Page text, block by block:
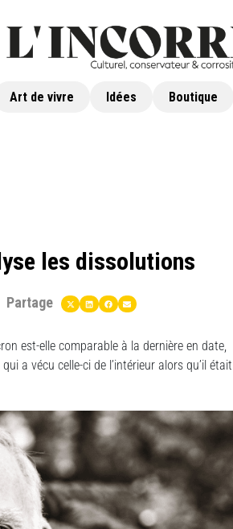
Art de vivre Idées Boutique
les dissolutions
Partage
est-elle comparable à la dernière en date,
a vécu celle-ci de l’intérieur alors qu’il était